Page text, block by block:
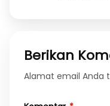
Berikan
Alamat email Anda